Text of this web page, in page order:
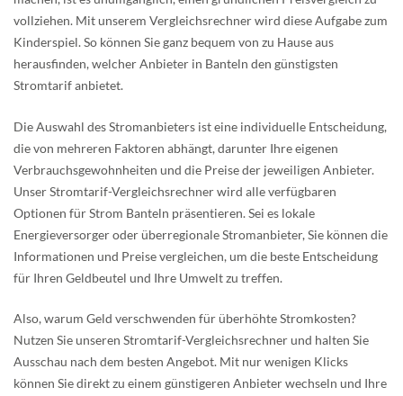
vollziehen. Mit unserem Vergleichsrechner wird diese Aufgabe zum
Kinderspiel. So können Sie ganz bequem von zu Hause aus
herausfinden, welcher Anbieter in Banteln den günstigsten
Stromtarif anbietet.
Die Auswahl des Stromanbieters ist eine individuelle Entscheidung,
die von mehreren Faktoren abhängt, darunter Ihre eigenen
Verbrauchsgewohnheiten und die Preise der jeweiligen Anbieter.
Unser Stromtarif-Vergleichsrechner wird alle verfügbaren
Optionen für Strom Banteln präsentieren. Sei es lokale
Energieversorger oder überregionale Stromanbieter, Sie können die
Informationen und Preise vergleichen, um die beste Entscheidung
für Ihren Geldbeutel und Ihre Umwelt zu treffen.
Also, warum Geld verschwenden für überhöhte Stromkosten?
Nutzen Sie unseren Stromtarif-Vergleichsrechner und halten Sie
Ausschau nach dem besten Angebot. Mit nur wenigen Klicks
können Sie direkt zu einem günstigeren Anbieter wechseln und Ihre